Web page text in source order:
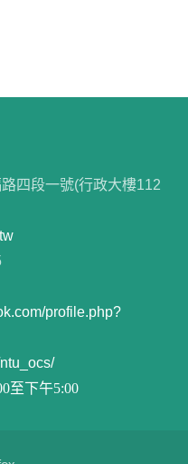
四段一號(行政大樓112
profile.php?
至下午5:00